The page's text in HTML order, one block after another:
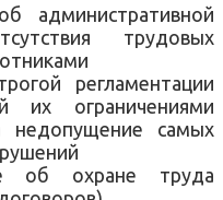
административной
трудовых
регламентации
их ограничениями
недопущение самых
об охране труда